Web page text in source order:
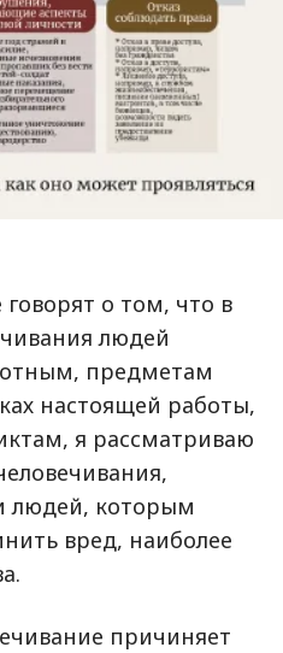
говорят о том, что в
людей
предметам
настоящей работы,
я рассматриваю
людей, которым
вред, наиболее
причиняет